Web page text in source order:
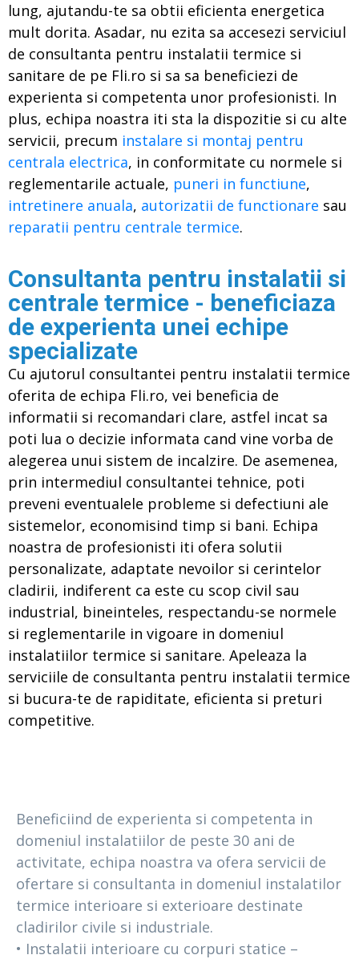
lung, ajutandu-te sa obtii eficienta energetica
mult dorita. Asadar, nu ezita sa accesezi serviciul
de consultanta pentru instalatii termice si
sanitare de pe Fli.ro si sa sa beneficiezi de
experienta si competenta unor profesionisti. In
plus, echipa noastra iti sta la dispozitie si cu alte
servicii, precum instalare si montaj pentru
centrala electrica, in conformitate cu normele si
reglementarile actuale, puneri in functiune,
intretinere anuala, autorizatii de functionare sau
reparatii pentru centrale termice.
Consultanta pentru instalatii si
centrale termice - beneficiaza
de experienta unei echipe
specializate
Cu ajutorul consultantei pentru instalatii termice
oferita de echipa Fli.ro, vei beneficia de
informatii si recomandari clare, astfel incat sa
poti lua o decizie informata cand vine vorba de
alegerea unui sistem de incalzire. De asemenea,
prin intermediul consultantei tehnice, poti
preveni eventualele probleme si defectiuni ale
sistemelor, economisind timp si bani. Echipa
noastra de profesionisti iti ofera solutii
personalizate, adaptate nevoilor si cerintelor
cladirii, indiferent ca este cu scop civil sau
industrial, bineinteles, respectandu-se normele
si reglementarile in vigoare in domeniul
instalatiilor termice si sanitare. Apeleaza la
serviciile de consultanta pentru instalatii termice
si bucura-te de rapiditate, eficienta si preturi
competitive.
Beneficiind de experienta si competenta in
domeniul instalatiilor de peste 30 ani de
activitate, echipa noastra va ofera servicii de
ofertare si consultanta in domeniul instalatilor
termice interioare si exterioare destinate
cladirilor civile si industriale.
• Instalatii interioare cu corpuri statice –